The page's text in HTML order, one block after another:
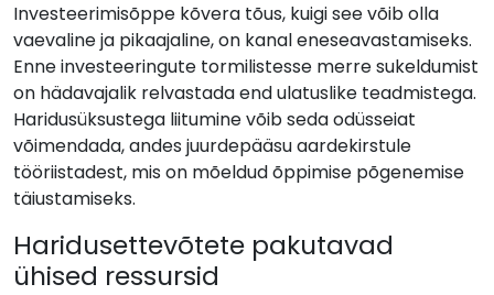
Investeerimisõppe kõvera tõus, kuigi see võib olla
vaevaline ja pikaajaline, on kanal eneseavastamiseks.
Enne investeeringute tormilistesse merre sukeldumist
on hädavajalik relvastada end ulatuslike teadmistega.
Haridusüksustega liitumine võib seda odüsseiat
võimendada, andes juurdepääsu aardekirstule
tööriistadest, mis on mõeldud õppimise põgenemise
täiustamiseks.
Haridusettevõtete pakutavad
ühised ressursid